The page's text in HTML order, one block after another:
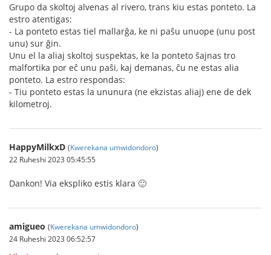
Grupo da skoltoj alvenas al rivero, trans kiu estas ponteto. La
estro atentigas:
- La ponteto estas tiel mallarĝa, ke ni paŝu unuope (unu post
unu) sur ĝin.
Unu el la aliaj skoltoj suspektas, ke la ponteto ŝajnas tro
malfortika por eĉ unu paŝi, kaj demanas, ĉu ne estas alia
ponteto. La estro respondas:
- Tiu ponteto estas la ununura (ne ekzistas aliaj) ene de dek
kilometroj.
HappyMilkxD (Kwerekana umwidondoro)
22 Ruheshi 2023 05:45:55
Dankon! Via ekspliko estis klara 🙂
amigueo (Kwerekana umwidondoro)
24 Ruheshi 2023 06:52:57